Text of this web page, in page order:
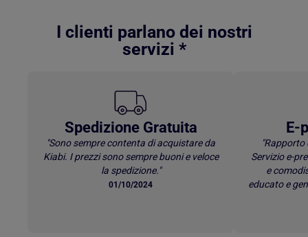
I clienti parlano dei nostri
servizi *
Spedizione Gratuita
"Sono sempre contenta di acquistare da
Kiabi. I prezzi sono sempre buoni e veloce
la spedizione."
01/10/2024
E-
Servizio e-
e
educato e